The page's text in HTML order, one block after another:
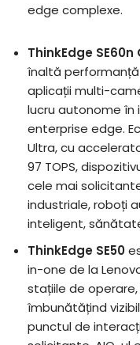
edge complexe.
ThinkEdge SE60n
înaltă
aplicații multi-
lucru autonome în
enterprise edge.
Ultra, cu
97 TOPS,
cele mai
industriale, roboți
inteligent,
ThinkEdge SE50
in-one de la
stațiile de
îmbunătățind
punctul de